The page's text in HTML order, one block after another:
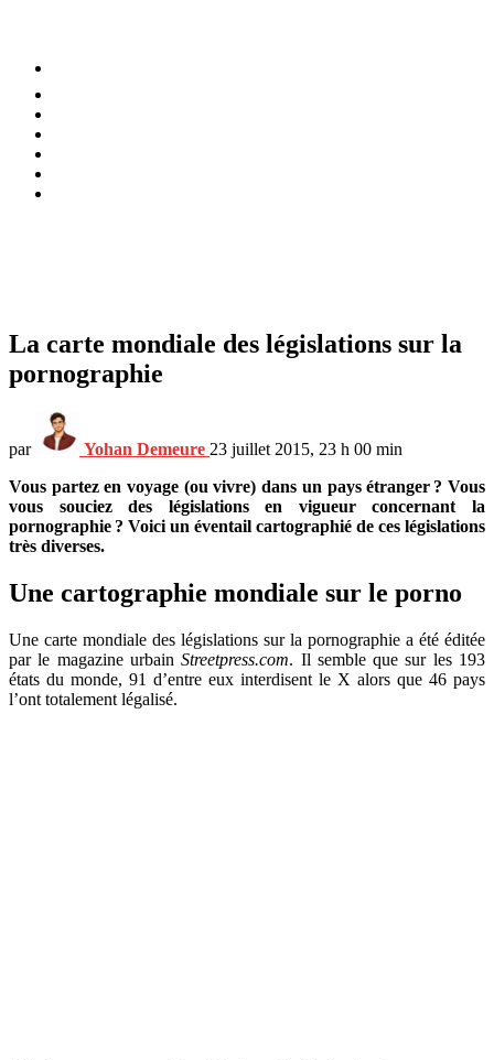
La carte mondiale des législations sur la
pornographie
par Yohan Demeure 23 juillet 2015, 23 h 00 min
Vous partez en voyage (ou vivre) dans un pays étranger ? Vous
vous souciez des législations en vigueur concernant la
pornographie ? Voici un éventail cartographié de ces législations
très diverses.
Une cartographie mondiale sur le porno
Une carte mondiale des législations sur la pornographie a été éditée
par le magazine urbainStreetpress.com. Il semble que sur les 193
états du monde, 91 d’entre eux interdisent le X alors que 46 pays
l’ont totalement légalisé.